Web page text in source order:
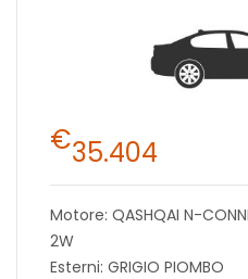
€35.404
Motore: QASHQAI N-
2W
Esterni: GRIGIO PIOMBO